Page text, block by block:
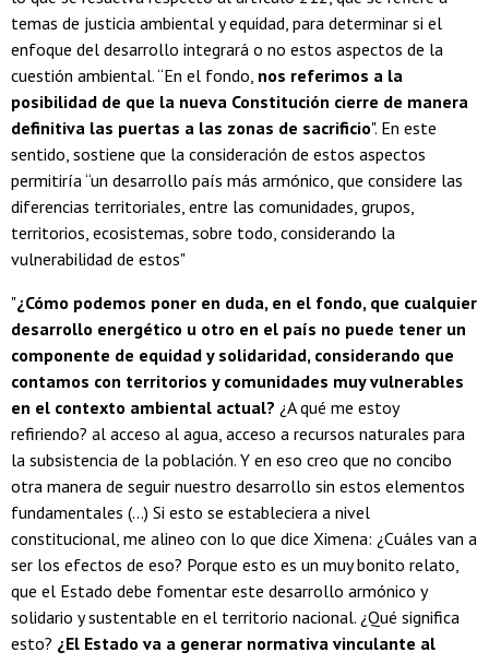
temas de justicia ambiental y equidad, para determinar si el
enfoque del desarrollo integrará o no estos aspectos de la
cuestión ambiental. “En el fondo, nos referimos a la
posibilidad de que la nueva Constitución cierre de manera
definitiva las puertas a las zonas de sacrificio". En este
sentido, sostiene que la consideración de estos aspectos
permitiría “un desarrollo país más armónico, que considere las
diferencias territoriales, entre las comunidades, grupos,
territorios, ecosistemas, sobre todo, considerando la
vulnerabilidad de estos"
"¿Cómo podemos poner en duda, en el fondo, que cualquier
desarrollo energético u otro en el país no puede tener un
componente de equidad y solidaridad, considerando que
contamos con territorios y comunidades muy vulnerables
en el contexto ambiental actual? ¿A qué me estoy
refiriendo? al acceso al agua, acceso a recursos naturales para
la subsistencia de la población. Y en eso creo que no concibo
otra manera de seguir nuestro desarrollo sin estos elementos
fundamentales (…) Si esto se estableciera a nivel
constitucional, me alineo con lo que dice Ximena: ¿Cuáles van a
ser los efectos de eso? Porque esto es un muy bonito relato,
que el Estado debe fomentar este desarrollo armónico y
solidario y sustentable en el territorio nacional. ¿Qué significa
esto? ¿El Estado va a generar normativa vinculante al